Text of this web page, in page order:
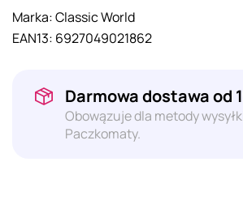
Marka:Classic World
EAN13: 6927049021862
Darmowa dostawa od
Obowązuje dla metody
Paczkomaty.